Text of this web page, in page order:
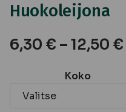
Huokoleijona
6,30 € – 12,50 €
Koko